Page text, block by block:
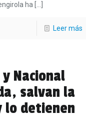
ha […]
Leer más
Nacional
salvan la
lo detienen